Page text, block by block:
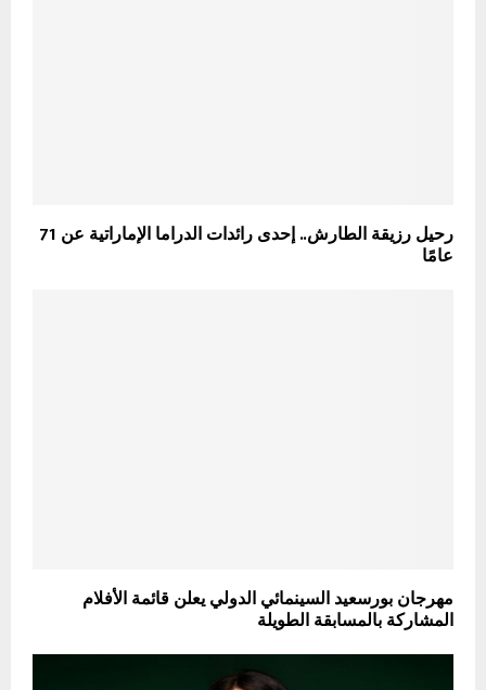
رحيل رزيقة الطارش.. إحدى رائدات الدراما الإماراتية عن 71
عامًا
مهرجان بورسعيد السينمائي الدولي يعلن قائمة الأفلام
المشاركة بالمسابقة الطويلة